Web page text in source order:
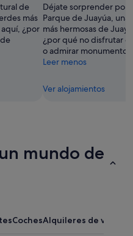
de
más
aquí, ¿por
Déjate sorprender por
Parque de Juayúa, una
más hermosas de
¿por qué no disfrutar
o admirar
Leer menos
Ver alojamientos
mundo de
CochesAlquileres de